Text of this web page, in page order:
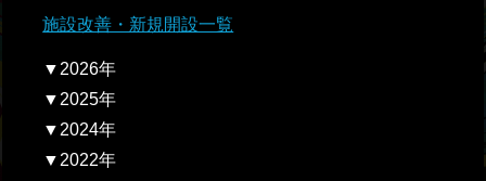
施設改善・新規開設一覧
▼2026年
▼2025年
▼2024年
▼2022年